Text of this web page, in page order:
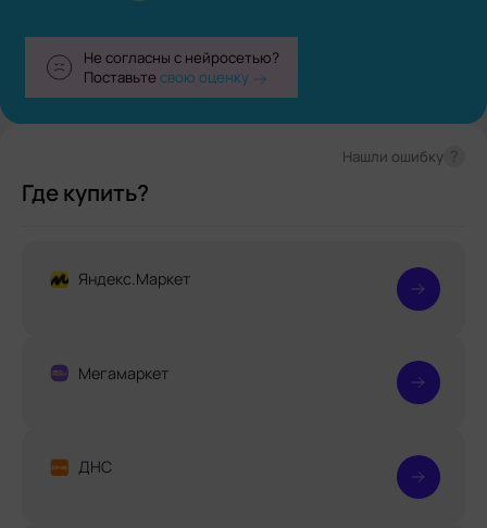
Не согласны с нейросетью?
Поставьтесвою оценку
Где купить?
Нашли ошибку
Яндекс.Маркет
Мегамаркет
ДНС